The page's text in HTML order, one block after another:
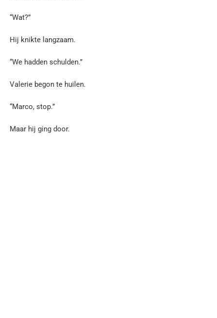
“Wat?”
Hij knikte langzaam.
“We hadden schulden.”
Valerie begon te huilen.
“Marco, stop.”
Maar hij ging door.